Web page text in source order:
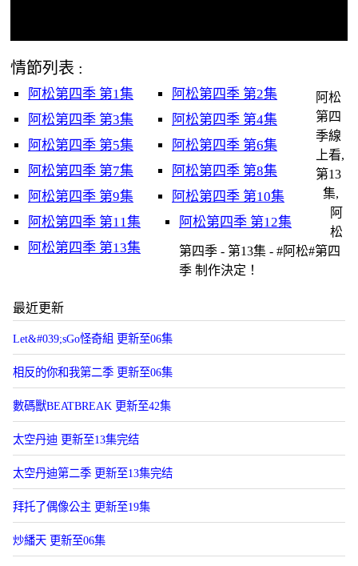
情節列表 :
阿松第四季 第1集
阿松第四季 第2集
阿松第四季 第3集
阿松第四季 第4集
阿松第四季 第5集
阿松第四季 第6集
阿松第四季 第7集
阿松第四季 第8集
阿松第四季 第9集
阿松第四季 第10集
阿松第四季 第11集
阿松第四季 第12集
阿松第四季 第13集
阿松
第四
季線
上看,
第13
集,
阿
松
第四季 - 第13集 - #阿松#第四
季 制作決定！
最近更新
Let&#039;sGo怪奇組 更新至06集
相反的你和我第二季 更新至06集
數碼獸BEATBREAK 更新至42集
太空丹迪 更新至13集完结
太空丹迪第二季 更新至13集完结
拜托了偶像公主 更新至19集
炒繙天 更新至06集